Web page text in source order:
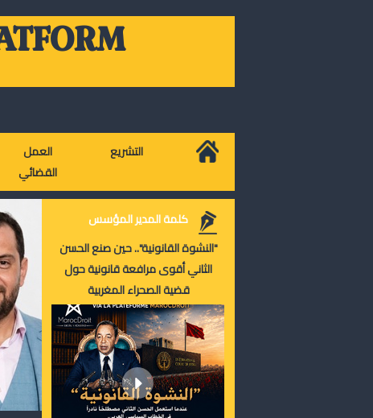
العمل
القضائي
التشريع
كلمة المدير المؤسس
"النشوة القانونية".. حين صنع الحسن
الثاني أقوى مرافعة قانونية حول
قضية الصحراء المغربية